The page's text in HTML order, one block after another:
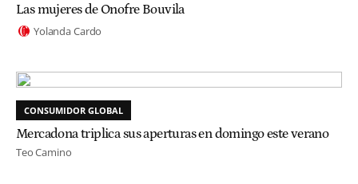
Las mujeres de Onofre Bouvila
Yolanda Cardo
CONSUMIDOR GLOBAL
Mercadona triplica sus aperturas en domingo este verano
Teo Camino